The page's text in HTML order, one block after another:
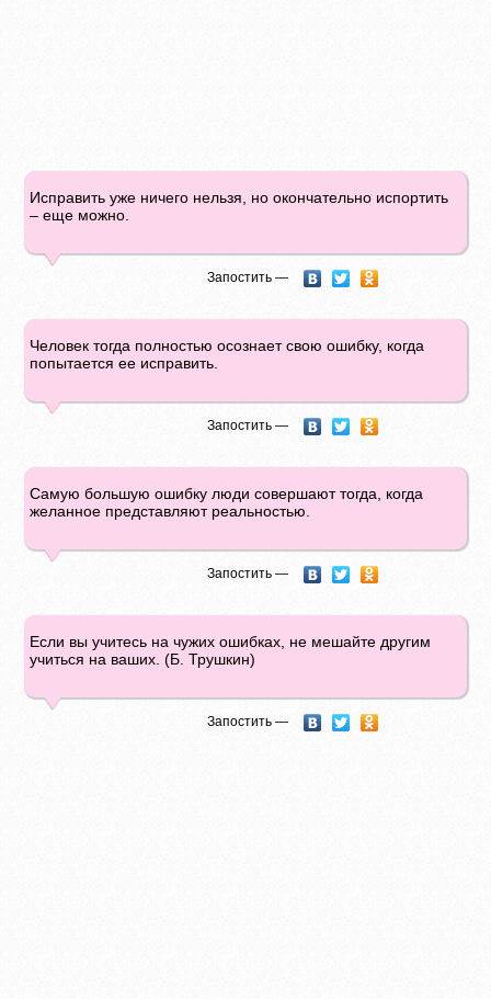
Исправить уже ничего нельзя, но окончательно испортить
– еще можно.
Запостить —
Человек тогда полностью осознает свою ошибку, когда
попытается ее исправить.
Запостить —
Самую большую ошибку люди совершают тогда, когда
желанное представляют реальностью.
Запостить —
Если вы учитесь на чужих ошибках, не мешайте другим
учиться на ваших. (Б. Трушкин)
Запостить —